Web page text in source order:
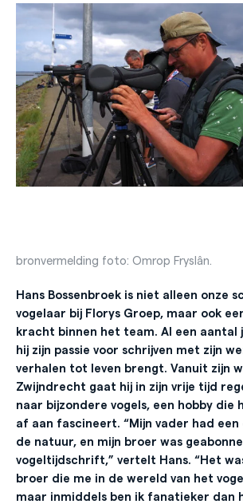
bronvermelding foto: Omrop Fryslân.
Hans Bossenbroek is niet alleen onze
vogelaar bij Florys Groep, maar ook
kracht binnen het team. Al een aantal
hij zijn passie voor schrijven met zijn
verhalen tot leven brengt. Vanuit zijn
Zwijndrecht gaat hij in zijn vrije tijd
naar bijzondere vogels, een hobby die
af aan fascineert. “Mijn vader had
de natuur, en mijn broer was
vogeltijdschrift,” vertelt Hans. “Het
broer die me in de wereld van het
maar inmiddels ben ik fanatieker dan